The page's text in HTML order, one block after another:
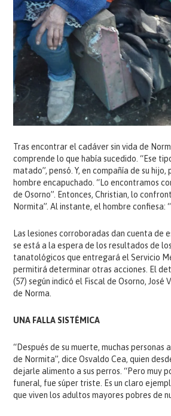
Tras encontrar el cadáver sin vida de
comprende lo que había sucedido. “Ese
matado”, pensó. Y, en compañía de su
hombre encapuchado. “Lo encontramos
de Osorno”. Entonces, Christian, lo
Normita”. Al instante, el hombre confiesa:
Las lesiones corroboradas dan cuenta de
se está a la espera de los resultados de
tanatológicos que entregará el Servicio
permitirá determinar otras acciones. El
(57) según indicó el Fiscal de Osorno, José
de Norma.
UNA FALLA SISTÉMICA
“Después de su muerte, muchas personas
de Normita”, dice Osvaldo Cea, quien
dejarle alimento a sus perros. “Pero muy
funeral, fue súper triste. Es un claro
que viven los adultos mayores pobres de